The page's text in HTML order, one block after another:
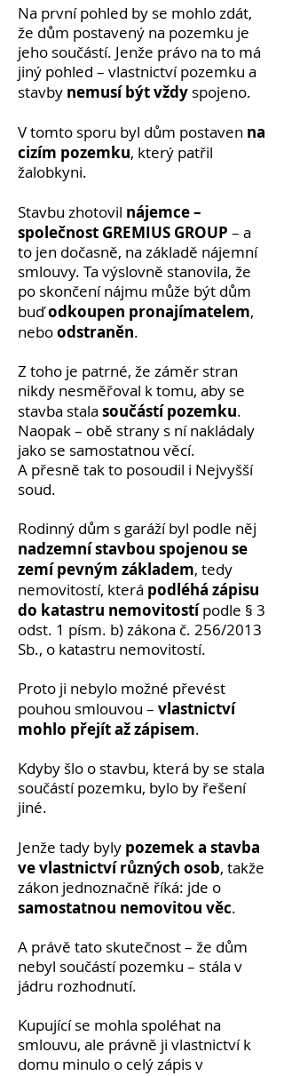
Na první pohled by se mohlo zdát,
že dům postavený na pozemku je
jeho součástí. Jenže právo na to má
jiný pohled – vlastnictví pozemku a
stavby nemusí být vždy spojeno.
V tomto sporu byl dům postaven na
cizím pozemku, který patřil
žalobkyni.
Stavbu zhotovil nájemce –
společnost GREMIUS GROUP – a
to jen dočasně, na základě nájemní
smlouvy. Ta výslovně stanovila, že
po skončení nájmu může být dům
buďodkoupen pronajímatelem,
neboodstraněn.
Z toho je patrné, že záměr stran
nikdy nesměřoval k tomu, aby se
stavba stala součástí pozemku.
Naopak – obě strany s ní nakládaly
jako se samostatnou věcí.
A přesně tak to posoudil i Nejvyšší
soud.
Rodinný dům s garáží byl podle něj
nadzemní stavbou spojenou se
zemí pevným základem, tedy
nemovitostí, která podléhá zápisu
do katastru nemovitostípodle § 3
odst. 1 písm. b) zákona č. 256/2013
Sb., o katastru nemovitostí.
Proto ji nebylo možné převést
pouhou smlouvou – vlastnictví
mohlo přejít až zápisem.
Kdyby šlo o stavbu, která by se stala
součástí pozemku, bylo by řešení
jiné.
Jenže tady byly pozemek a stavba
ve vlastnictví různých osob, takže
zákon jednoznačně říká: jde o
samostatnou nemovitou věc.
A právě tato skutečnost – že dům
nebyl součástí pozemku – stála v
jádru rozhodnutí.
Kupující se mohla spoléhat na
smlouvu, ale právně ji vlastnictví k
domu minulo o celý zápis v